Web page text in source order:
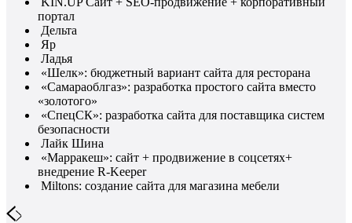
портал
Дельта
Яр
Ладья
«Шелк»: бюджетный вариант сайта для ресторана
«Самараоблгаз»: разработка простого сайта вместо
«золотого»
«СпецСК»: разработка сайта для поставщика систем
безопасности
Лайк Шина
«Марракеш»: сайт + продвижение в соцсетях+
внедрение R-Keeper
Miltons: создание сайта для магазина мебели